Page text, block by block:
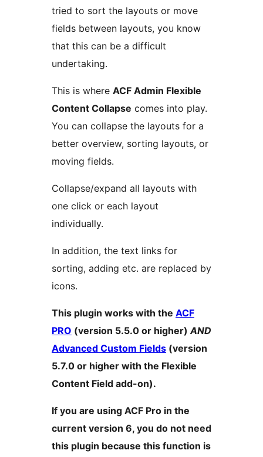
tried to sort the layouts or move
fields between layouts, you know
that this can be a difficult
undertaking.
This is where ACF Admin Flexible
Content Collapse comes into play.
You can collapse the layouts for a
better overview, sorting layouts, or
moving fields.
Collapse/expand all layouts with
one click or each layout
individually.
In addition, the text links for
sorting, adding etc. are replaced by
icons.
This plugin works with the ACF
PRO (version 5.5.0 or higher)AND
Advanced Custom Fields (version
5.7.0 or higher with the Flexible
Content Field add-on).
If you are using ACF Pro in the
current version 6, you do not need
this plugin because this function is